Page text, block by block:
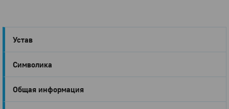
Город
Глазов
Устав
Символика
Общая информация